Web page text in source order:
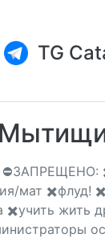
TG
мат ✖️флуд!
✖️учить жить